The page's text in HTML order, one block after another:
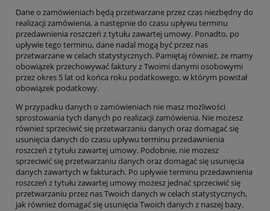
Dane o zamówieniach będą przetwarzane przez czas niezbędny do
realizacji zamówienia, a następnie do czasu upływu terminu
przedawnienia roszczeń z tytułu zawartej umowy. Ponadto, po
upływie tego terminu, dane nadal mogą być przez nas
przetwarzane w celach statystycznych. Pamiętaj również, że mamy
obowiązek przechowywać faktury z Twoimi danymi osobowymi
przez okres 5 lat od końca roku podatkowego, w którym powstał
obowiązek podatkowy.
W przypadku danych o zamówieniach nie masz możliwości
sprostowania tych danych po realizacji zamówienia. Nie możesz
również sprzeciwić się przetwarzaniu danych oraz domagać się
usunięcia danych do czasu upływu terminu przedawnienia
roszczeń z tytułu zawartej umowy. Podobnie, nie możesz
sprzeciwić się przetwarzaniu danych oraz domagać się usunięcia
danych zawartych w fakturach. Po upływie terminu przedawnienia
roszczeń z tytułu zawartej umowy możesz jednać sprzeciwić się
przetwarzaniu przez nas Twoich danych w celach statystycznych,
jak również domagać się usunięcia Twoich danych z naszej bazy.